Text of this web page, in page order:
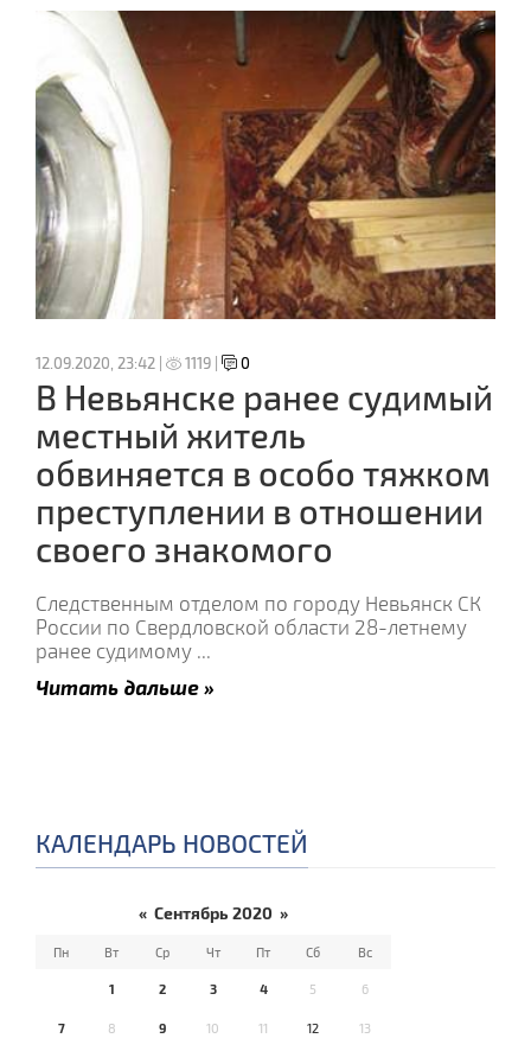
12.09.2020, 23:42 | 1119 | 0
В Невьянске ранее судимый
местный житель
обвиняется в особо тяжком
преступлении в отношении
своего знакомого
Следственным отделом по городу Невьянск СК
России по Свердловской области 28-летнему
ранее судимому ...
Читать дальше »
КАЛЕНДАРЬ НОВОСТЕЙ
« Сентябрь 2020 »
Пн Вт Ср Чт Пт Сб Вс
1 2 3 4 5 6
7 8 9 10 11 12 13